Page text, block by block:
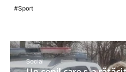
Sport
Social